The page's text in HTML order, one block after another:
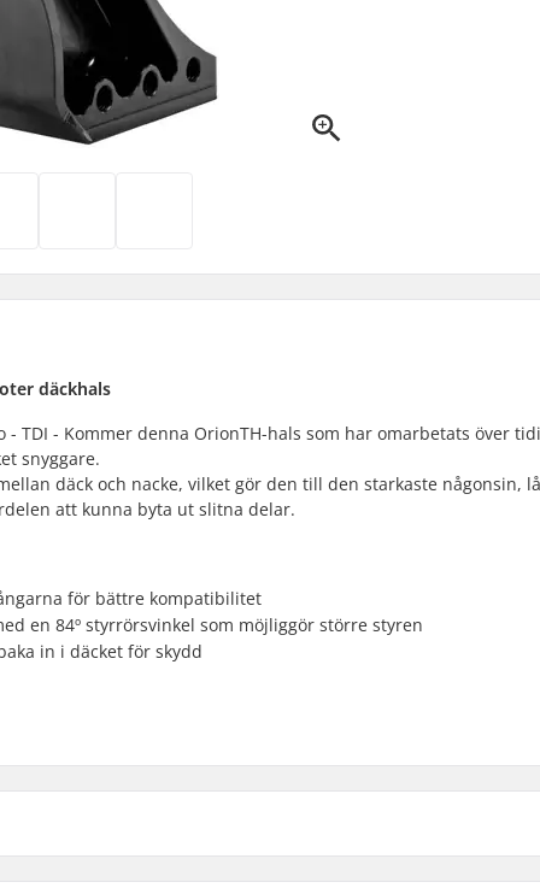
däckhals
TDI - Kommer denna OrionTH-hals som har omarbetats över
snyggare.
däck och nacke, vilket gör den till den starkaste någonsin,
att kunna byta ut slitna delar.
för bättre kompatibilitet
en 84º styrrörsvinkel som möjliggör större styren
in i däcket för skydd
Trick sparkcykel Neck: